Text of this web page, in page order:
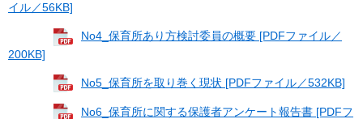
イル／56KB]
No4_保育所あり方検討委員の概要 [PDFファイル／
200KB]
No5_保育所を取り巻く現状 [PDFファイル／532KB]
No6_保育所に関する保護者アンケート報告書 [PDFフ